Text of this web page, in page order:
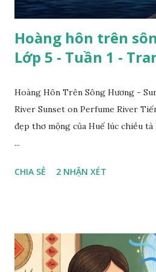
Hoàng hôn trên
Lớp 5 - Tuần 1 -
Hoàng Hôn Trên Sông Hương -
River Sunset on Perfume River
đẹp thơ mộng của Huế lúc chiều tà
...
CHIA SẺ 2 NHẬN XÉT